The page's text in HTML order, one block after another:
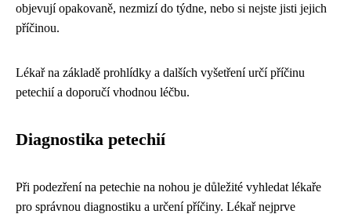
objevují opakovaně, nezmizí do týdne, nebo si nejste jisti jejich
příčinou.
Lékař na základě prohlídky a dalších vyšetření určí příčinu
petechií a doporučí vhodnou léčbu.
Diagnostika petechií
Při podezření na petechie na nohou je důležité vyhledat lékaře
pro správnou diagnostiku a určení příčiny. Lékař nejprve